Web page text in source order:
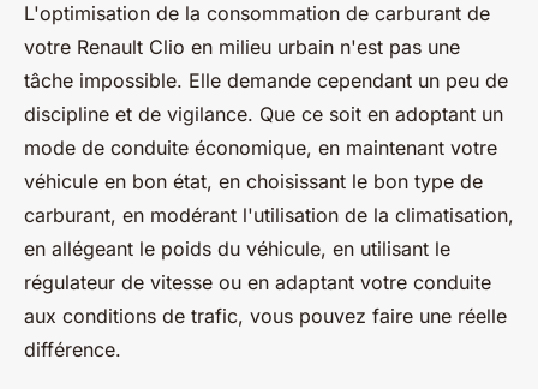
L'optimisation de la consommation de carburant de
votre Renault Clio en milieu urbain n'est pas une
tâche impossible. Elle demande cependant un peu de
discipline et de vigilance. Que ce soit en adoptant un
mode de conduite économique, en maintenant votre
véhicule en bon état, en choisissant le bon type de
carburant, en modérant l'utilisation de la climatisation,
en allégeant le poids du véhicule, en utilisant le
régulateur de vitesse ou en adaptant votre conduite
aux conditions de trafic, vous pouvez faire une réelle
différence.